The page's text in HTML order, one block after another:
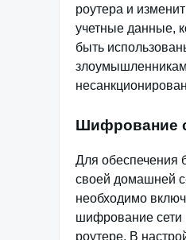
роутера и
учетные данные,
быть
Шифрование
Для обеспечения
своей домашней
необходимо
шифрование
роутере. В